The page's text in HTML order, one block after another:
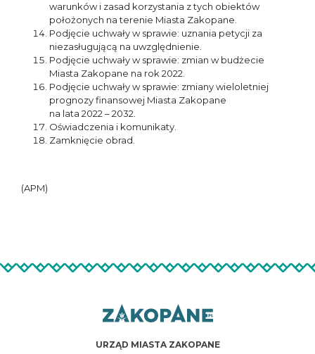
warunków i zasad korzystania z tych obiektów
położonych na terenie Miasta Zakopane.
Podjęcie uchwały w sprawie: uznania petycji za
niezasługującą na uwzględnienie.
Podjęcie uchwały w sprawie: zmian w budżecie
Miasta Zakopane na rok 2022.
Podjęcie uchwały w sprawie: zmiany wieloletniej
prognozy finansowej Miasta Zakopane
na lata 2022 – 2032.
Oświadczenia i komunikaty.
Zamknięcie obrad.
(APM)
URZĄD MIASTA ZAKOPANE